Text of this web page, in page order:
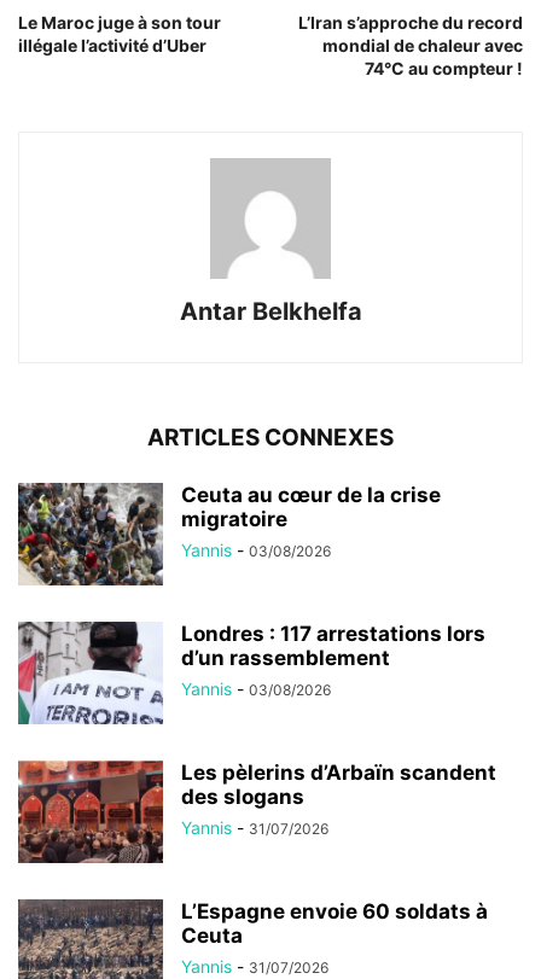
Le Maroc juge à son tour
illégale l’activité d’Uber
L’Iran s’approche du record
mondial de chaleur avec
74°C au compteur !
Antar Belkhelfa
ARTICLES CONNEXES
Ceuta au cœur de la crise
migratoire
Yannis - 03/08/2026
Londres : 117 arrestations lors
d’un rassemblement
Yannis - 03/08/2026
Les pèlerins d’Arbaïn scandent
des slogans
Yannis - 31/07/2026
L’Espagne envoie 60 soldats à
Ceuta
Yannis - 31/07/2026